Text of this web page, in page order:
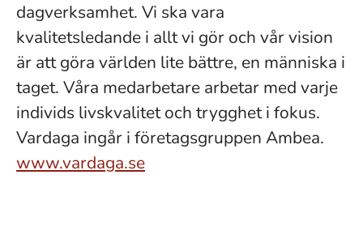
dagverksamhet. Vi ska vara
kvalitetsledande i allt vi gör och vår vision
är att göra världen lite bättre, en människa i
taget. Våra medarbetare arbetar med varje
individs livskvalitet och trygghet i fokus.
Vardaga ingår i företagsgruppen Ambea.
www.vardaga.se